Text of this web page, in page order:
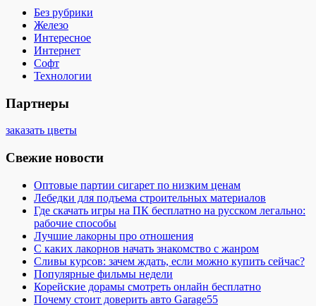
Без рубрики
Железо
Интересное
Интернет
Софт
Технологии
Партнеры
заказать цветы
Свежие новости
Оптовые партии сигарет по низким ценам
Лебедки для подъема строительных материалов
Где скачать игры на ПК бесплатно на русском легально:
рабочие способы
Лучшие лакорны про отношения
С каких лакорнов начать знакомство с жанром
Сливы курсов: зачем ждать, если можно купить сейчас?
Популярные фильмы недели
Корейские дорамы смотреть онлайн бесплатно
Почему стоит доверить авто Garage55